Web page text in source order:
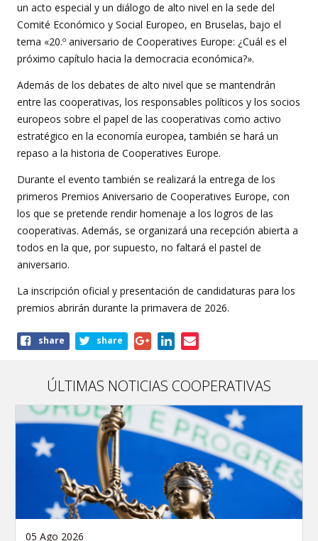
un acto especial y un diálogo de alto nivel en la sede del
Comité Económico y Social Europeo, en Bruselas, bajo el
tema «20.º aniversario de Cooperatives Europe: ¿Cuál es el
próximo capítulo hacia la democracia económica?».
Además de los debates de alto nivel que se mantendrán
entre las cooperativas, los responsables políticos y los socios
europeos sobre el papel de las cooperativas como activo
estratégico en la economía europea, también se hará un
repaso a la historia de Cooperatives Europe.
Durante el evento también se realizará la entrega de los
primeros Premios Aniversario de Cooperatives Europe, con
los que se pretende rendir homenaje a los logros de las
cooperativas. Además, se organizará una recepción abierta a
todos en la que, por supuesto, no faltará el pastel de
aniversario.
La inscripción oficial y presentación de candidaturas para los
premios abrirán durante la primavera de 2026.
Shareshare share
ÚLTIMAS NOTICIAS COOPERATIVAS
05 Ago 2026